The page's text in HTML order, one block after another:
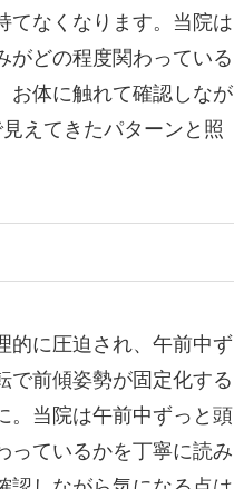
てなくなります。当院は
がどの程度関わっている
お体に触れて確認しなが
えてきたパターンと照
的に圧迫され、午前中ず
で前傾姿勢が固定化する
。当院は午前中ずっと頭
っているかを丁寧に読み